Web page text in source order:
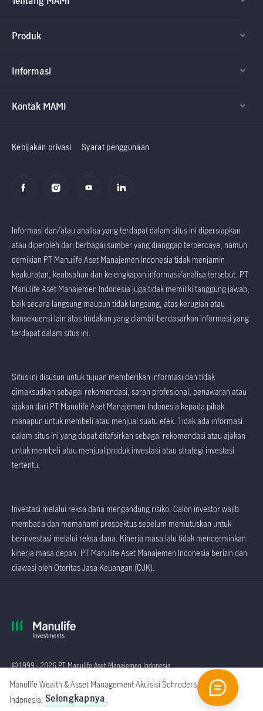
Produk
Informasi
Factsheet dan
Kontak MAMI
Kebijakan privasi Syarat penggunaan
Informasi dan/atau analisa yang terdapat dalam situs ini dipersiapkan
atau diperoleh dari berbagai sumber yang dianggap terpercaya, namun
demikian PT Manulife Aset Manajemen Indonesia tidak menjamin
keakuratan, keabsahan dan kelengkapan informasi/analisa tersebut. PT
Manulife Aset Manajemen Indonesia juga tidak memiliki tanggung jawab,
baik secara langsung maupun tidak langsung, atas kerugian atau
konsekuensi lain atas tindakan yang diambil berdasarkan informasi yang
terdapat dalam situs ini.
Situs ini disusun untuk tujuan memberikan informasi dan tidak
dimaksudkan sebagai rekomendasi, saran profesional, penawaran atau
ajakan dari PT Manulife Aset Manajemen Indonesia kepada pihak
manapun untuk membeli atau menjual suatu efek. Tidak ada informasi
dalam situs ini yang dapat ditafsirkan sebagai rekomendasi atau ajakan
untuk membeli atau menjual produk investasi atau strategi investasi
tertentu.
Investasi melalui reksa dana mengandung risiko. Calon investor wajib
membaca dan memahami prospektus sebelum memutuskan untuk
berinvestasi melalui reksa dana. Kinerja masa lalu tidak mencerminkan
kinerja masa depan. PT Manulife Aset Manajemen Indonesia berizin dan
diawasi oleh Otoritas Jasa Keuangan (OJK).
©1999 - 2026 PT Manulife Aset Manajemen Indonesia
Global
Manulife Wealth & Asset Management Akuisisi Schroders
Indonesia. Selengkapnya.